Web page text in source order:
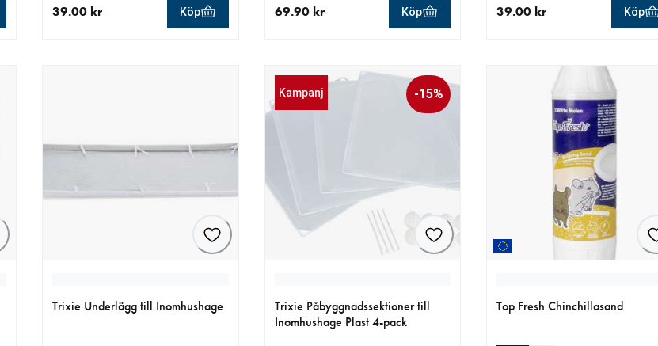
39.00 kr Köp 69.90 kr Köp 39.00 kr Köp
Trixie Underlägg till Inomhushage
Kampanj -15%
Trixie Påbyggnadssektioner till
Inomhushage Plast 4-pack
Top Fresh Chinchillasand